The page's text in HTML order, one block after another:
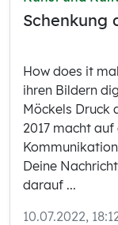
Schenkung
How does it
ihren Bildern
Möckels Druck
2017 macht
Deine
darauf ...
10.07.2022,